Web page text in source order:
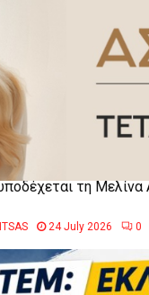
τη Μελίνα
24 July 2026 0